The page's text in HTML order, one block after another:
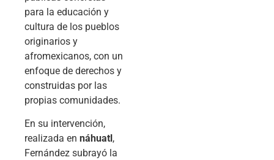
para la educación y
cultura de los pueblos
originarios y
afromexicanos, con un
enfoque de derechos y
construidas por las
propias comunidades.
En su intervención,
realizada en náhuatl ,
Fernández subrayó la